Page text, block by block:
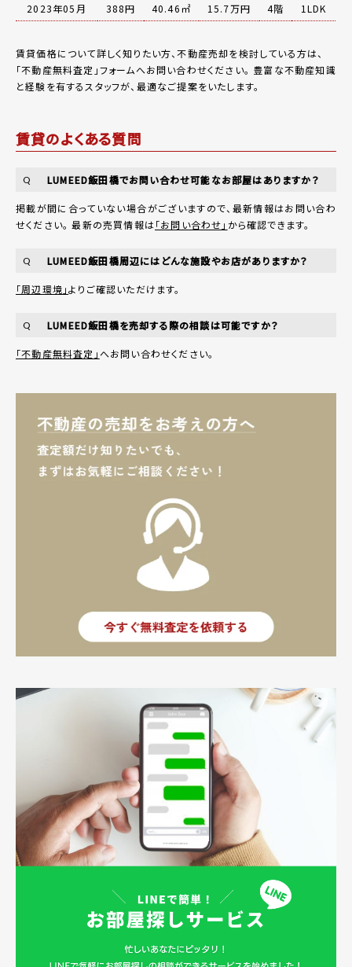
2023年05月
388円 40.46㎡ 15.7万円 4階 1LDK
賃貸価格について詳しく知りたい方、不動産売却を検討している方は、
「不動産無料査定 」フォームへお問い合わせください。 豊富な不動産知識
と経験を有するスタッフが、最適なご提案をいたします。
賃貸のよくある質問
Q LUMEED飯田橋でお問い合わせ可能なお部屋はありますか？
掲載が間に合っていない場合がございますので、最新情報はお問い合わ
せください。 最新の売買情報は「お問い合わせ」 から確認できます。
Q LUMEED飯田橋周辺にはどんな施設やお店がありますか？
「周辺環境」よりご確認いただけます。
Q LUMEED飯田橋を売却する際の相談は可能ですか？
「不動産無料査定」へお問い合わせください。